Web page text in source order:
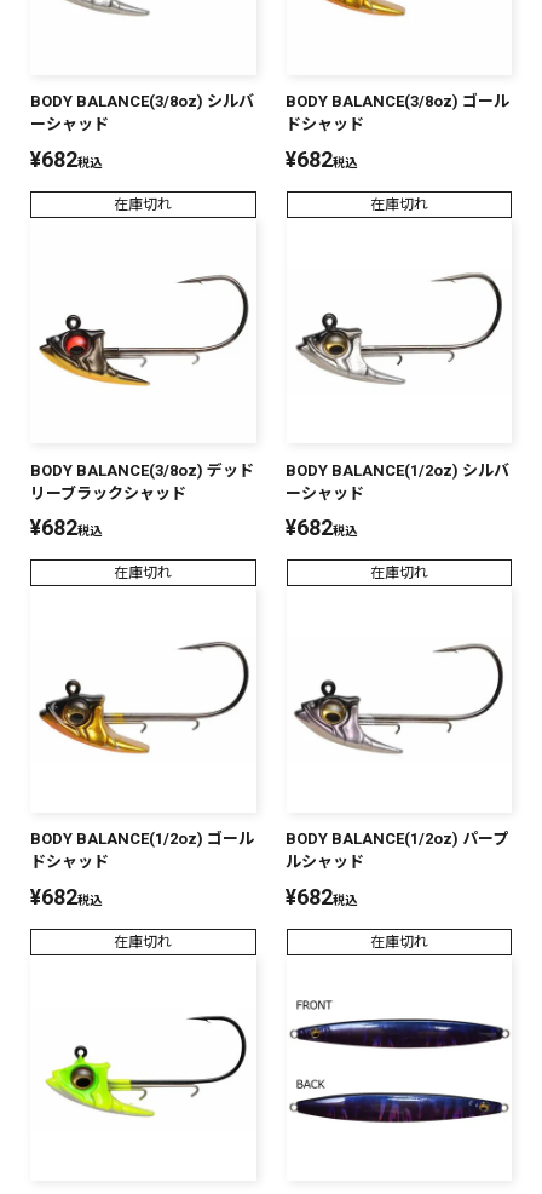
BODY BALANCE(3/8oz) シルバ
ーシャッド
¥682税込
在庫切れ
BODY BALANCE(3/8oz) ゴール
ドシャッド
¥682税込
在庫切れ
BODY BALANCE(3/8oz) デッド
リーブラックシャッド
¥682税込
在庫切れ
BODY BALANCE(1/2oz) シルバ
ーシャッド
¥682税込
在庫切れ
BODY BALANCE(1/2oz) ゴール
ドシャッド
¥682税込
在庫切れ
BODY BALANCE(1/2oz) パープ
ルシャッド
¥682税込
在庫切れ